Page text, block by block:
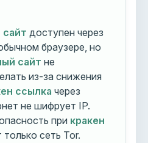
сайт доступен через
браузере, но
сайт не
из-за снижения
ссылка через
не шифрует IP.
при кракен
сеть Tor.